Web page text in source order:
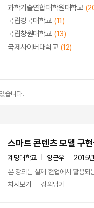
과학기술연합대학원대학교
국립경국대학교 (11)
국립창원대학교 (13)
국제사이버대학교 (12)
습니다.
스마트 콘텐츠 모델 구
계명대학교 양근우
2015
본 강의는 실제 현업에서 활용
차시보기
강의담기